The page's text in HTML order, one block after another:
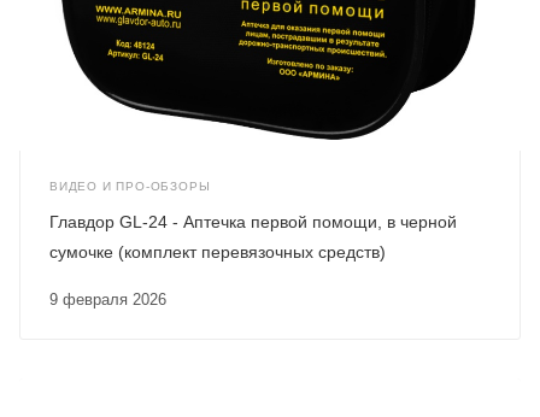
ВИДЕО И ПРО-ОБЗОРЫ
9 февраля 2026
Главдор GL-24 - Аптечка первой помощи, в черной
сумочке (комплект перевязочных средств)